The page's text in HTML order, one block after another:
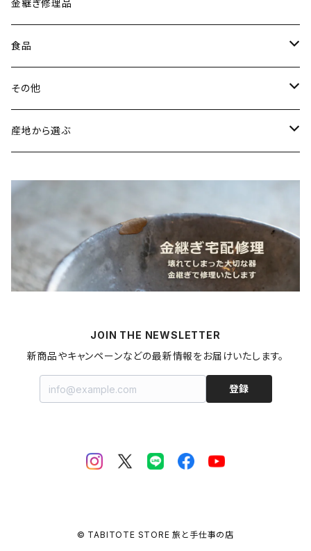
古谷製陶所（信楽焼／滋賀）
山内卓夫（信楽焼／滋賀）
常陸窯いそべ陶苑（笠間焼／茨城）
イヤリング・ピアス
ヘアアクセサリー
スカーフリング
ストラップ
金継ぎ修理品
食品
魚介類
鯛
野菜
梅干し
麺類
パスタ
その他
書籍・雑誌
蜜蝋ワックス
アロマストーン
拭き漆キット
産地から選ぶ
青森県
JOIN THE NEWSLETTER
新商品やキャンペーンなどの最新情報をお届けいたします。
登録
© TABITOTE STORE 旅と手仕事の店